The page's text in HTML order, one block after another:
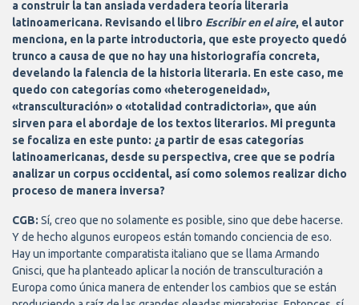
a construir la tan ansiada verdadera teoría literaria
latinoamericana. Revisando el libro Escribir en el aire, el autor
menciona, en la parte introductoria, que este proyecto quedó
trunco a causa de que no hay una historiografía concreta,
develando la falencia de la historia literaria. En este caso, me
quedo con categorías como «heterogeneidad»,
«transculturación» o «totalidad contradictoria», que aún
sirven para el abordaje de los textos literarios. Mi pregunta
se focaliza en este punto: ¿a partir de esas categorías
latinoamericanas, desde su perspectiva, cree que se podría
analizar un corpus occidental, así como solemos realizar dicho
proceso de manera inversa?
CGB: Sí, creo que no solamente es posible, sino que debe hacerse.
Y de hecho algunos europeos están tomando conciencia de eso.
Hay un importante comparatista italiano que se llama Armando
Gnisci, que ha planteado aplicar la noción de transculturación a
Europa como única manera de entender los cambios que se están